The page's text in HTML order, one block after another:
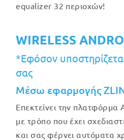
equalizer 32 περιοχών!
WIRELESS
*Εφόσον
σας
Μέσω εφαρμογής
Επεκτείνει την πλατφόρμα
με τρόπο που έχει
και σας φέρνει αυτόματα